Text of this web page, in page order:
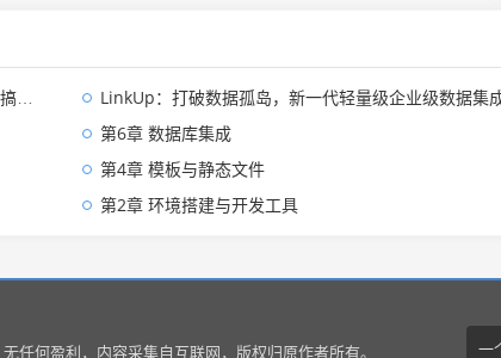
LinkUp：打破数据孤岛，新一代轻量级企业级数据集成平台深度解
第6章 数据库集成
第4章 模板与静态文件
第2章 环境搭建与开发工具
任何盈利，内容采集自互联网，版权归原作者所有。 一